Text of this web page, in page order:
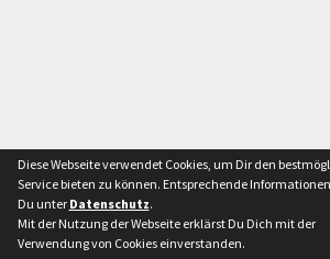
Diese Webseite verwendet Cookies, um Dir den
Service bieten zu können. Entsprechende
Du unter Datenschutz.
Mit der Nutzung der Webseite erklärst Du Dich mit der
Verwendung von Cookies einverstanden.